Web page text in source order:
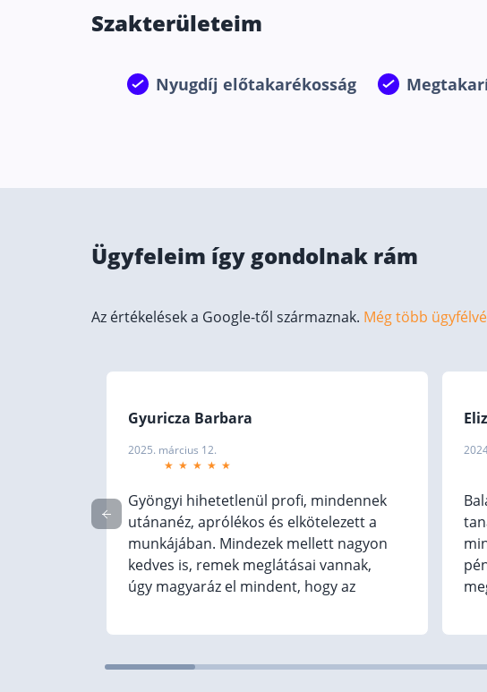
Szakterületeim
Nyugdíj előtakarékosság
Ügyfeleim így gondolnak rám
Az értékelések a Google-től származnak. Még több
Gyuricza Barbara
2025. március 12.
Gyöngyi hihetetlenül profi, mindennek
utánanéz, aprólékos és elkötelezett a
munkájában. Mindezek mellett nagyon
kedves is, remek meglátásai vannak,
úgy magyaráz el mindent, hogy az
Google) Gyöngyi is incredibly